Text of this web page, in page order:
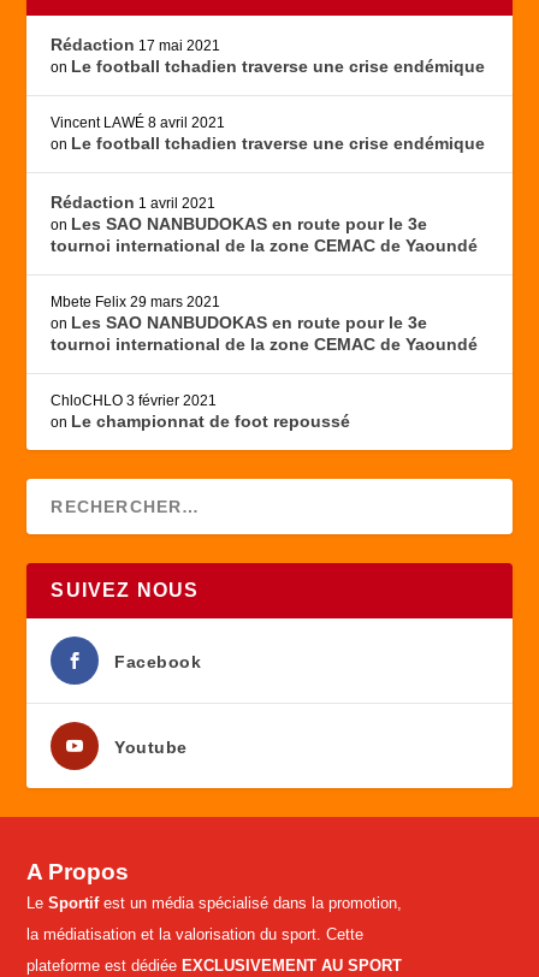
Rédaction 17 mai 2021
on Le football tchadien traverse une crise endémique
Vincent LAWÉ 8 avril 2021
on Le football tchadien traverse une crise endémique
Rédaction 1 avril 2021
on Les SAO NANBUDOKAS en route pour le 3e
tournoi international de la zone CEMAC de Yaoundé
Mbete Felix 29 mars 2021
on Les SAO NANBUDOKAS en route pour le 3e
tournoi international de la zone CEMAC de Yaoundé
ChloCHLO 3 février 2021
on Le championnat de foot repoussé
SUIVEZ NOUS
Facebook
Youtube
A Propos
LeSportifest un média spécialisé dans la promotion,
la médiatisation et la valorisation du sport. Cette
plateforme est dédiée EXCLUSIVEMENT AU SPORT